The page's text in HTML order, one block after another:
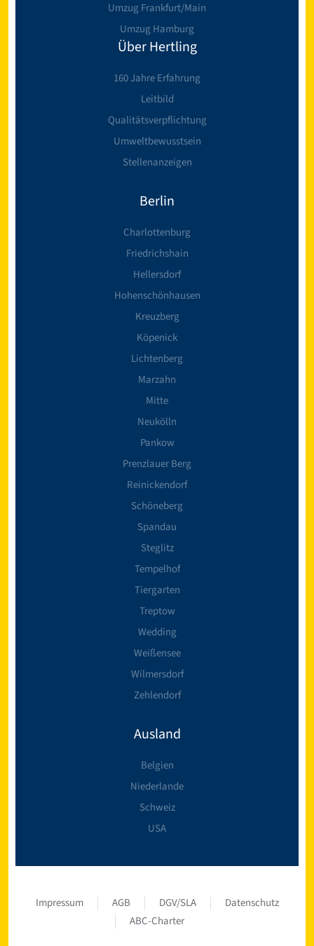
Umzug Frankfurt/Main
Umzug Hamburg
Über Hertling
160 Jahre Erfahrung
Leitbild
Qualitätsverpflichtung
Umweltbewusstsein
Stellenanzeigen
Berlin
Charlottenburg
Friedrichshain
Hellersdorf
Hohenschönhausen
Kreuzberg
Köpenick
Lichtenberg
Marzahn
Mitte
Neukölln
Pankow
Prenzlauer Berg
Reinickendorf
Schöneberg
Spandau
Steglitz
Tempelhof
Tiergarten
Treptow
Wedding
Weißensee
Wilmersdorf
Zehlendorf
Ausland
Belgien
Niederlande
Schweiz
USA
Impressum AGB DGV/SLA
Datenschutz
ABC-Charter